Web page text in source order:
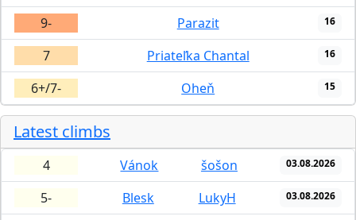
9- Parazit 16
7 Priateľka Chantal 16
6+/7- Oheň 15
Latest climbs
4 Vánok šošon 03.08.2026
5- Blesk LukyH 03.08.2026